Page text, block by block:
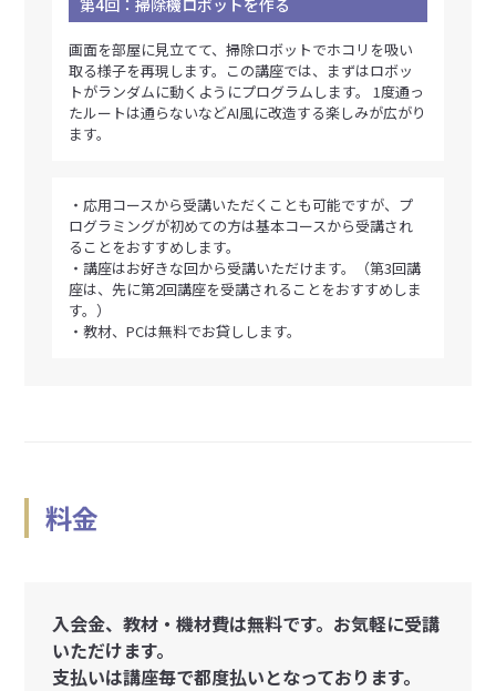
画面を部屋に見立てて、掃除ロボットでホコリを吸い
取る様子を再現します。この講座では、まずはロボッ
トがランダムに動くようにプログラムします。 1度通っ
たルートは通らないなどAI風に改造する楽しみが広がり
ます。
・応用コースから受講いただくことも可能ですが、プ
ログラミングが初めての方は基本コースから受講され
ることをおすすめします。
・講座はお好きな回から受講いただけます。（第3回講
座は、先に第2回講座を受講されることをおすすめしま
す。）
・教材、PCは無料でお貸しします。
料金
入会金、教材・機材費は無料です。お気軽に受講
いただけます。
支払いは講座毎で都度払いとなっております。